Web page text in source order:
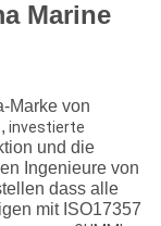
Marine
Marke von
investierte
und die
Ingenieure von
dass alle
mit ISO17357